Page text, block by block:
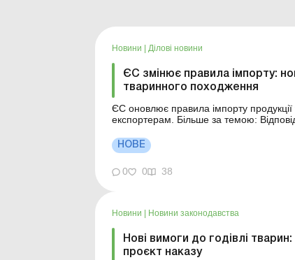
Новини Ділові новини
ЄС змінює правила імпорту:
тваринного походження
ЄС оновлює правила імпорту
експортерам. Більше за темою: Відповідальність за порушення законодавства у сфері
Європейський Союз оновив систем...
НОВЕ
0 0 38
Новини Новини законодавства
Нові вимоги до годівлі тварин:
проєкт наказу